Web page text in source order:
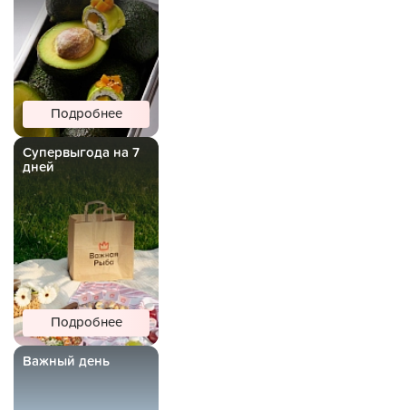
Подробнее
Супервыгода на 7
дней
Подробнее
Важный день